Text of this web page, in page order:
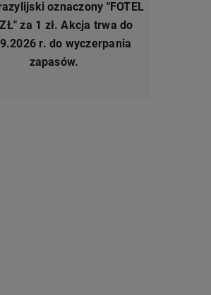
oznaczony "FOTEL
za 1 zł. Akcja trwa do
r. do wyczerpania
zapasów.